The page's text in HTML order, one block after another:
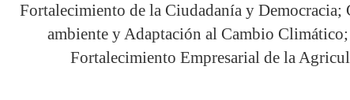
Fortalecimiento de la Ciudadanía y Democracia;
ambiente y Adaptación al Cambio
Fortalecimiento Empresarial de la